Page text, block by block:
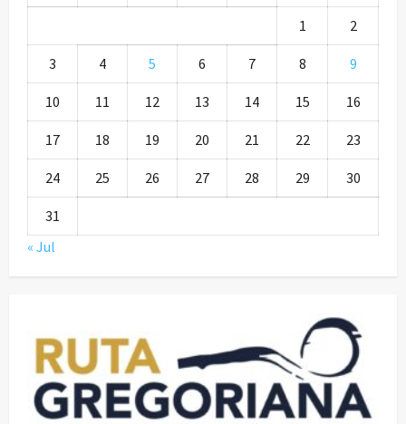
1 2
3 4 5 6 7 8 9
10 11 12 13 14 15 16
17 18 19 20 21 22 23
24 25 26 27 28 29 30
31
« Jul